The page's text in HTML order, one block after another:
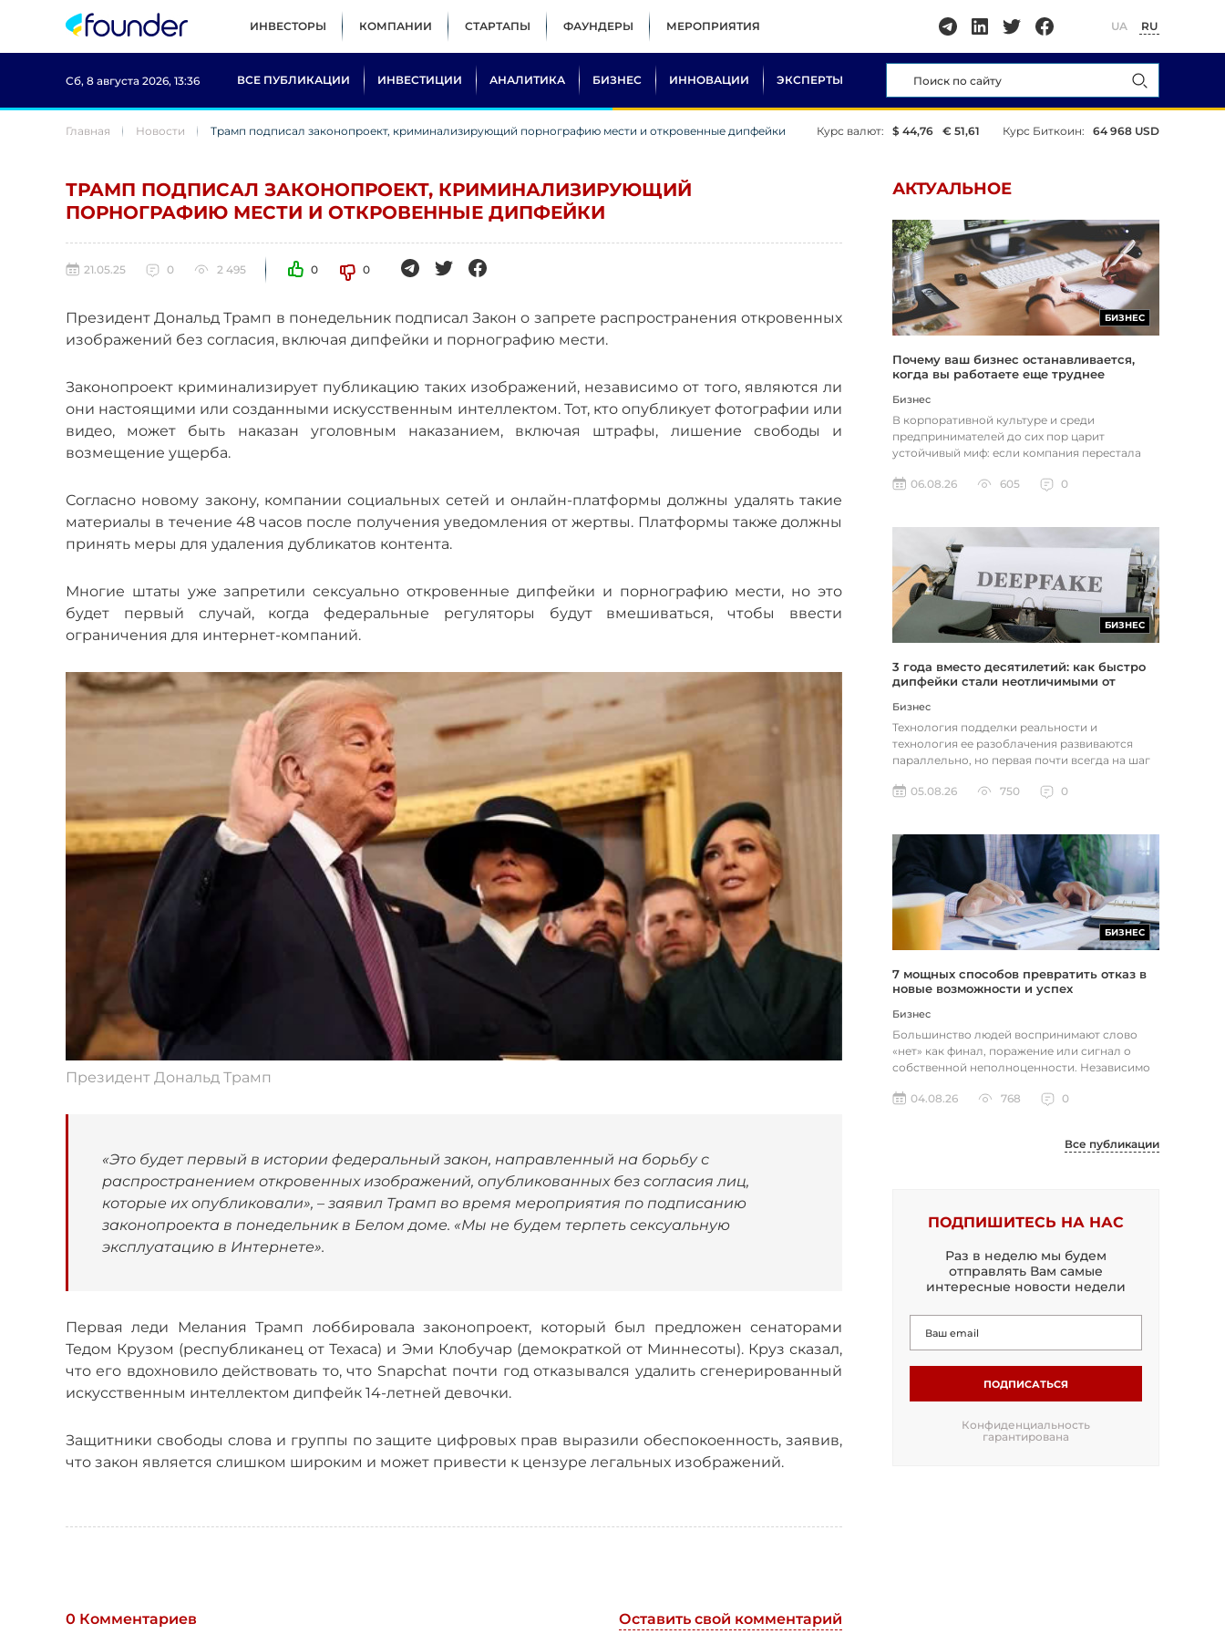
ИНВЕСТОРЫ КОМПАНИИ СТАРТАПЫ ФАУНДЕРЫ МЕРОПРИЯТИЯ UA RU
Сб, 8 августа 2026, 13:36 ВСЕ ПУБЛИКАЦИИ ИНВЕСТИЦИИ АНАЛИТИКА БИЗНЕС ИННОВАЦИИ ЭКСПЕРТЫ
Главная Новости Трамп подписал законопроект, криминализирующий порнографию мести и откровенные дипфейки Курс валют: $ 44,76 € 51,61 Курс Биткоин: 64 968 USD
ТРАМП ПОДПИСАЛ ЗАКОНОПРОЕКТ, КРИМИНАЛИЗИРУЮЩИЙ
ПОРНОГРАФИЮ МЕСТИ И ОТКРОВЕННЫЕ ДИПФЕЙКИ
21.05.25 0 2 495 0 0
Президент Дональд Трамп в понедельник подписал Закон о запрете распространения откровенных
изображений без согласия, включая дипфейки и порнографию мести.
Законопроект криминализирует публикацию таких изображений, независимо от того, являются ли
они настоящими или созданными искусственным интеллектом. Тот, кто опубликует фотографии или
видео, может быть наказан уголовным наказанием, включая штрафы, лишение свободы и
возмещение ущерба.
Согласно новому закону, компании социальных сетей и онлайн-платформы должны удалять такие
материалы в течение 48 часов после получения уведомления от жертвы. Платформы также должны
принять меры для удаления дубликатов контента.
Многие штаты уже запретили сексуально откровенные дипфейки и порнографию мести, но это
будет первый случай, когда федеральные регуляторы будут вмешиваться, чтобы ввести
ограничения для интернет-компаний.
Президент Дональд Трамп
«Это будет первый в истории федеральный закон, направленный на борьбу с
распространением откровенных изображений, опубликованных без согласия лиц,
которые их опубликовали», – заявил Трамп во время мероприятия по подписанию
законопроекта в понедельник в Белом доме. «Мы не будем терпеть сексуальную
эксплуатацию в Интернете».
Первая леди Мелания Трамп лоббировала законопроект, который был предложен сенаторами
Тедом Крузом (республиканец от Техаса) и Эми Клобучар (демократкой от Миннесоты). Круз сказал,
что его вдохновило действовать то, что Snapchat почти год отказывался удалить сгенерированный
искусственным интеллектом дипфейк 14-летней девочки.
Защитники свободы слова и группы по защите цифровых прав выразили обеспокоенность, заявив,
что закон является слишком широким и может привести к цензуре легальных изображений.
0 Комментариев Оставить свой комментарий
АКТУАЛЬНОЕ
БИЗНЕС
Почему ваш бизнес останавливается,
когда вы работаете еще труднее
Бизнес
В корпоративной культуре и среди
предпринимателей до сих пор царит
устойчивый миф: если компания перестала
пр...06.08.26 605 0
БИЗНЕС
3 года вместо десятилетий: как быстро
дипфейки стали неотличимыми от
Бизнес
Технология подделки реальности и
технология ее разоблачения развиваются
параллельно, но первая почти всегда на шаг
05.08.26
750 0
БИЗНЕС
7 мощных способов превратить отказ в
новые возможности и успех
Бизнес
Большинство людей воспринимают слово
«нет» как финал, поражение или сигнал о
собственной неполноценности. Независимо
04.08.26
768 0
Все публикации
ПОДПИШИТЕСЬ НА НАС
Раз в неделю мы будем
отправлять Вам самые
интересные новости недели
ПОДПИСАТЬСЯ
Конфиденциальность
гарантирована